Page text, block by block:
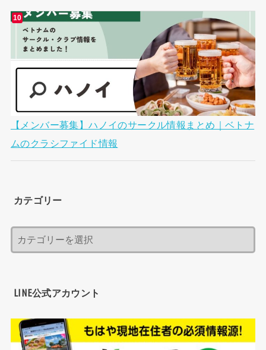
【メンバー募集】ハノイのサークル情報まとめ｜ベトナ
ムのクラシファイド情報
カテゴリー
LINE公式アカウント